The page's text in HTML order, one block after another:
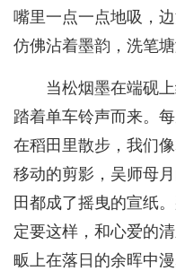
嘴里一点一点地吸，
仿佛沾着墨韵，洗笔塘
当松烟墨在端砚
踏着单车铃声而来。
在稻田里散步，我们
移动的剪影，吴师母
田都成了摇曳的宣纸
定要这样，和心爱的
畈上在落日的余晖中